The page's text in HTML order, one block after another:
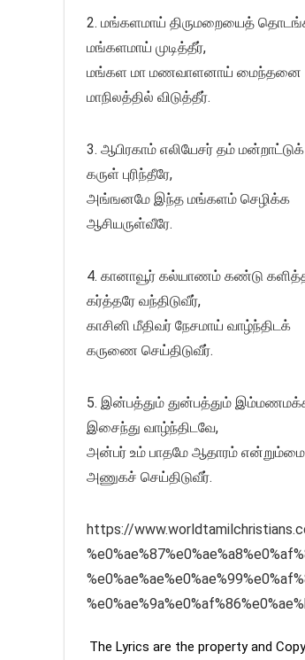
2. மங்களமாய் திருமறையைத்
மங்களமாய் முடித்தீர்,
மங்கள மா மணவாளனாய் மைந்தனை
மாநிலத்தில் விடுத்தீர்.
3. ஆபிரகாம் எலியேசர் தம் மன்றாட்டுக்
கருள் புரிந்தீரே,
அங்ஙனமே இந்த மங்களம் செழிக்க
ஆசியருள்வீரே.
4. கானாவூர் கல்யாணம் கண்டு
கர்த்தரே வந்திடுவீர்,
காசினி மீதிவர் நேசமாய் வாழ்ந்திடக்
கருணை செய்திடுவீர்.
5. இன்பத்தும் துன்பத்தும்
இசைந்து வாழ்ந்திடவே,
அன்பர் உம் பாதமே ஆதாரம் என்றும்மை
அணுகச் செய்திடுவீர்.
https://
The Lyrics are the property and